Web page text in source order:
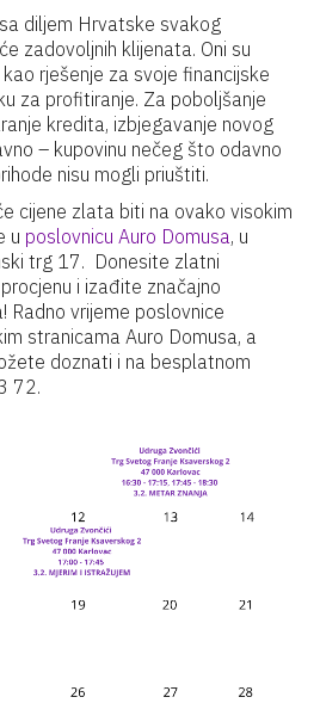
diljem Hrvatske svakog
zadovoljnih klijenata. Oni su
rješenje za svoje financijske
za profitiranje. Za poboljšanje
kredita, izbjegavanje novog
– kupovinu nečeg što odavno
nisu mogli priuštiti.
cijene zlata biti na ovako visokim
u poslovnicu Auro Domusa, u
trg 17. Donesite zlatni
i izađite značajno
Radno vrijeme poslovnice
stranicama Auro Domusa, a
doznati i na besplatnom
72.